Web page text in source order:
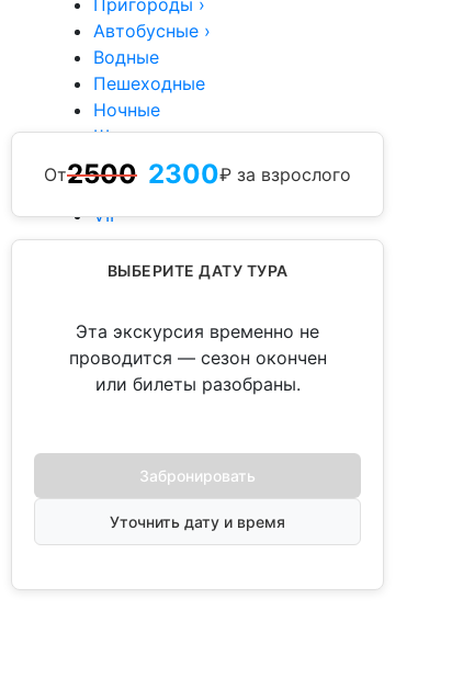
Пригороды ›
Автобусные ›
Водные
Пешеходные
Ночные
Школьные
Туры
Группы
VIP
От2500 2300₽ за взрослого
ВЫБЕРИТЕ ДАТУ ТУРА
Эта экскурсия временно не
проводится — сезон окончен
или билеты разобраны.
Забронировать
Уточнить дату и время